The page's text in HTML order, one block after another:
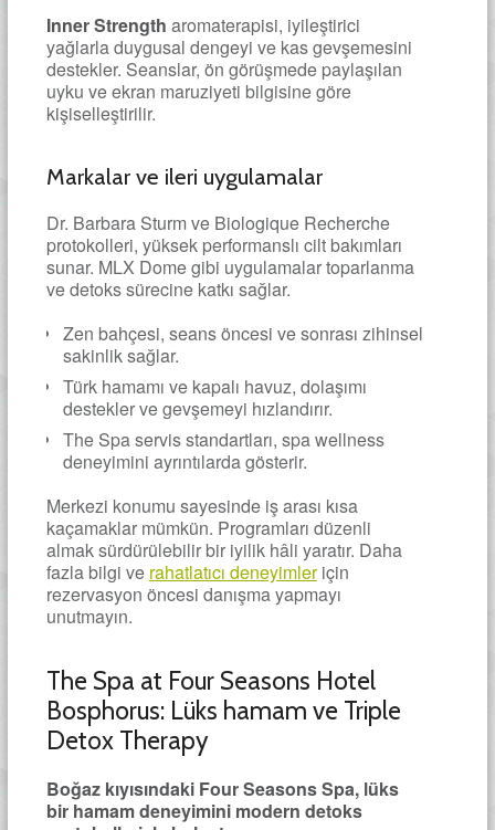
Inner Strength aromaterapisi, iyileştirici
yağlarla duygusal dengeyi ve kas gevşemesini
destekler. Seanslar, ön görüşmede paylaşılan
uyku ve ekran maruziyeti bilgisine göre
kişiselleştirilir.
Markalar ve ileri uygulamalar
Dr. Barbara Sturm ve Biologique Recherche
protokolleri, yüksek performanslı cilt bakımları
sunar. MLX Dome gibi uygulamalar toparlanma
ve detoks sürecine katkı sağlar.
Zen bahçesi, seans öncesi ve sonrası zihinsel
sakinlik sağlar.
Türk hamamı ve kapalı havuz, dolaşımı
destekler ve gevşemeyi hızlandırır.
The Spa servis standartları, spa wellness
deneyimini ayrıntılarda gösterir.
Merkezi konumu sayesinde iş arası kısa
kaçamaklar mümkün. Programları düzenli
almak sürdürülebilir bir iyilik hâli yaratır. Daha
fazla bilgi ve rahatlatıcı deneyimleriçin
rezervasyon öncesi danışma yapmayı
unutmayın.
The Spa at Four Seasons Hotel
Bosphorus: Lüks hamam ve Triple
Detox Therapy
Boğaz kıyısındaki Four Seasons Spa, lüks
bir hamam deneyimini modern detoks